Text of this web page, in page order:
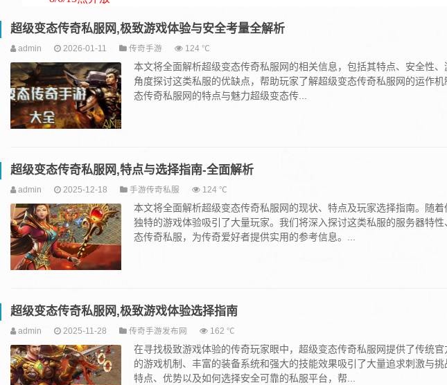
超级变态传奇私服网,极致游戏体验与安全考量全解析
admin 2026-01-11 传奇手游 124 ℃
本文将全面解析超级变态传奇私服网的相关信息，包括其特点、安全性
角度探讨这类私服的优缺点，帮助玩家了解超级变态传奇私服网的运作
态传奇私服网的特点与魅力超级变态传...
超级变态传奇私服网,特点与选择指南-全面解析
admin 2025-12-18 手游传奇私服 124 ℃
本文将全面解析超级变态传奇私服网的现状、特点及玩家选择指南。随
独特的游戏体验吸引了大量玩家。我们将深入探讨这类私服的服务器特
态传奇私服，为传奇爱好者提供实用的参考信息。...
超级变态传奇私服网,极致游戏体验选择指南
admin 2025-11-28 传奇手游发布网 162 ℃
在寻找极致游戏体验的传奇玩家眼中，超级变态传奇私服网提供了传统
的游戏机制、丰富的装备系统和强大的技能效果吸引了大量追求刺激与
特点、优势以及如何选择安全可靠的私服平台，帮...